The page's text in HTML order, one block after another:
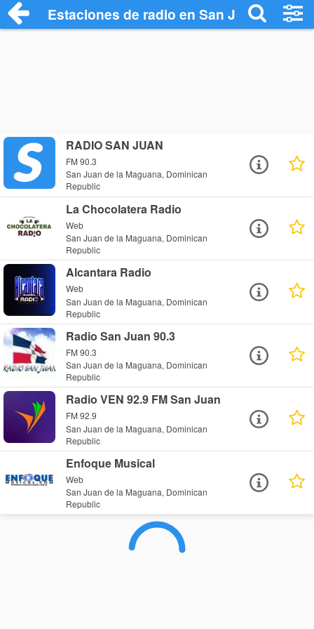
Estaciones de radio en San Juan de la
RADIO SAN JUAN
FM 90.3
San Juan de la Maguana, Dominican
Republic
La Chocolatera Radio
Web
San Juan de la Maguana, Dominican
Republic
Alcantara Radio
Web
San Juan de la Maguana, Dominican
Republic
Radio San Juan 90.3
FM 90.3
San Juan de la Maguana, Dominican
Republic
Radio VEN 92.9 FM San Juan
FM 92.9
San Juan de la Maguana, Dominican
Republic
Enfoque Musical
Web
San Juan de la Maguana, Dominican
Republic